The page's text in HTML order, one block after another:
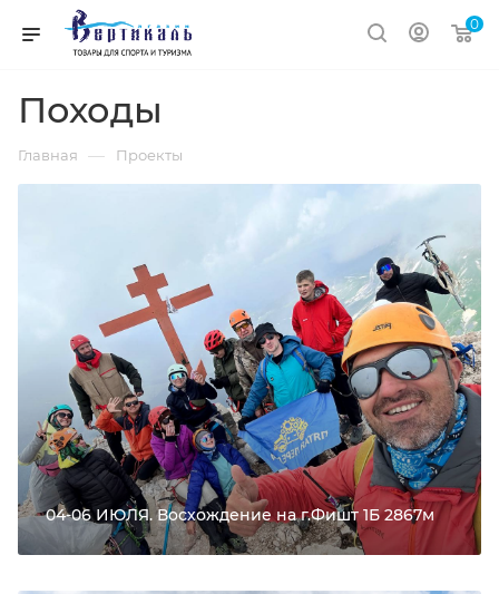
0
Походы
Главная — Проекты
04-06 ИЮЛЯ. Восхождение на г.Фишт 1Б 2867м